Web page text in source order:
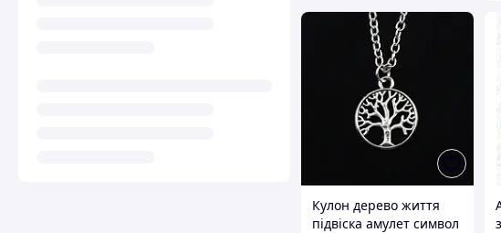
Кулон дерево життя
підвіска амулет символ